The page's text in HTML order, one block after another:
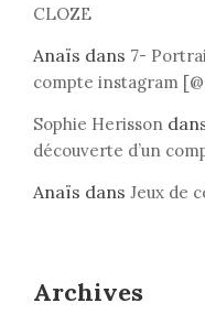
CLOZE
Anaïs dans 7-
compte instagram
Sophie Herisson
découverte d’un
Anaïs dans Jeux de
Archives